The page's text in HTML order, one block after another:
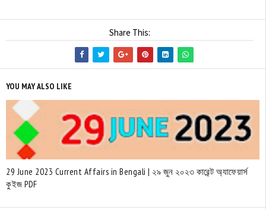
Share This:
YOU MAY ALSO LIKE
29 June 2023 Current Affairs in Bengali | ২৯ জুন ২০২৩ কারেন্ট অ্যাফেয়ার্স
কুইজ PDF